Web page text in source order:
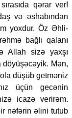
qərar ver!
və əshabından
yoxdur. Öz Əhli-
bağlı qalanı
Allah sizə yaxşı
Mən,
düşüb getməniz
üçün gecənin
icazə verirəm.
nəfərin əlini tutub